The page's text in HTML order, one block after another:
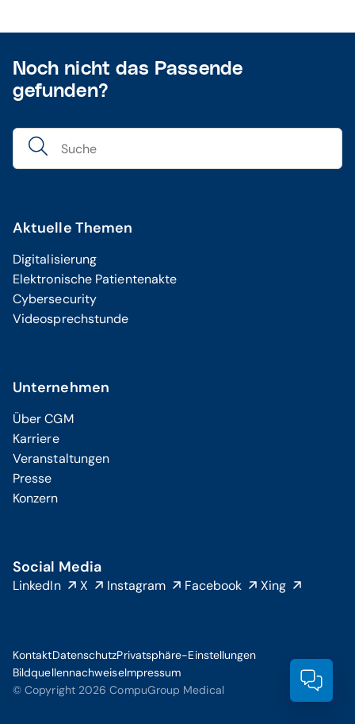
Noch nicht das Passende
gefunden?
Aktuelle Themen
Digitalisierung
Elektronische Patientenakte
Cybersecurity
Videosprechstunde
Unternehmen
Über CGM
Karriere
Veranstaltungen
Presse
Konzern
Social Media
LinkedIn X Instagram Facebook Xing
© Copyright 2026 CompuGroup Medical
KontaktDatenschutzPrivatsphäre-Einstellungen
BildquellennachweiseImpressum